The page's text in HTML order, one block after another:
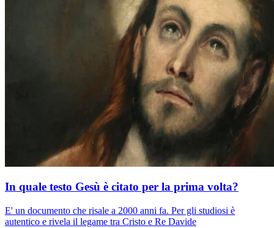
In quale testo Gesù è citato per la prima volta?
E' un documento che risale a 2000 anni fa. Per gli studiosi è
autentico e rivela il legame tra Cristo e Re Davide